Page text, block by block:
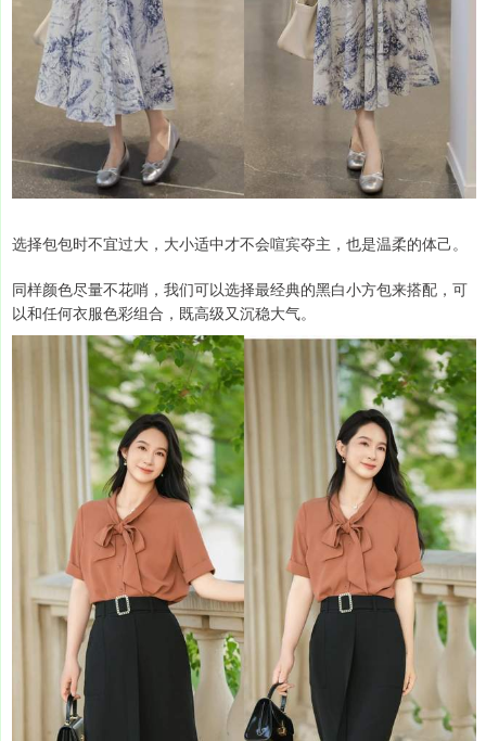
选择包包时不宜过大，大小适中才不会喧宾夺主，也是温柔的体己。
同样颜色尽量不花哨，我们可以选择最经典的黑白小方包来搭配，可
以和任何衣服色彩组合，既高级又沉稳大气。